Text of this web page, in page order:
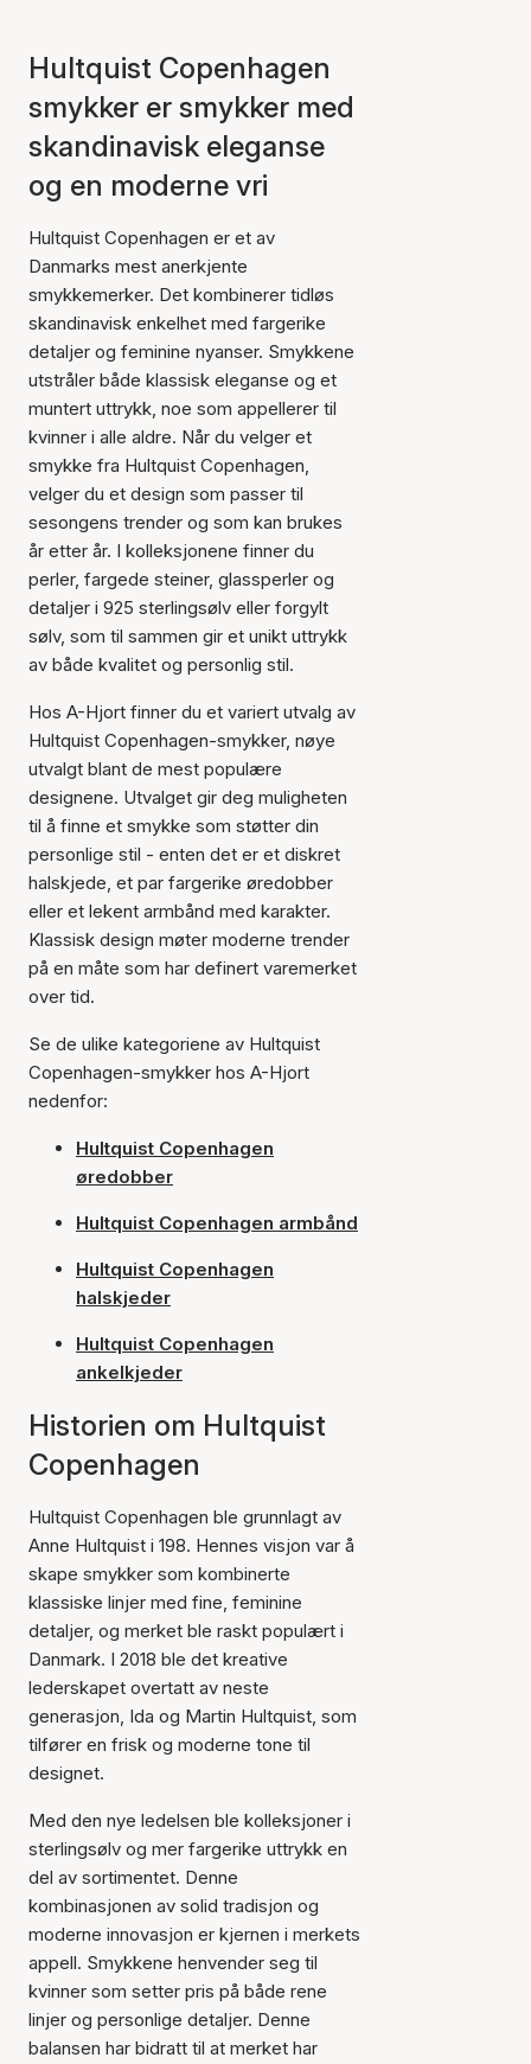
Hultquist Copenhagen
smykker er smykker med
skandinavisk eleganse
og en moderne vri
Hultquist Copenhagen er et av
Danmarks mest anerkjente
smykkemerker. Det kombinerer tidløs
skandinavisk enkelhet med fargerike
detaljer og feminine nyanser. Smykkene
utstråler både klassisk eleganse og et
muntert uttrykk, noe som appellerer til
kvinner i alle aldre. Når du velger et
smykke fra Hultquist Copenhagen,
velger du et design som passer til
sesongens trender og som kan brukes
år etter år. I kolleksjonene finner du
perler, fargede steiner, glassperler og
detaljer i 925 sterlingsølv eller forgylt
sølv, som til sammen gir et unikt uttrykk
av både kvalitet og personlig stil.
Hos A-Hjort finner du et variert utvalg av
Hultquist Copenhagen-smykker, nøye
utvalgt blant de mest populære
designene. Utvalget gir deg muligheten
til å finne et smykke som støtter din
personlige stil - enten det er et diskret
halskjede, et par fargerike øredobber
eller et lekent armbånd med karakter.
Klassisk design møter moderne trender
på en måte som har definert varemerket
over tid.
Se de ulike kategoriene av Hultquist
Copenhagen-smykker hos A-Hjort
nedenfor:
Hultquist Copenhagen
øredobber
Hultquist Copenhagen armbånd
Hultquist Copenhagen
halskjeder
Hultquist Copenhagen
ankelkjeder
Historien om Hultquist
Copenhagen
Hultquist Copenhagen ble grunnlagt av
Anne Hultquist i 198. Hennes visjon var å
skape smykker som kombinerte
klassiske linjer med fine, feminine
detaljer, og merket ble raskt populært i
Danmark. I 2018 ble det kreative
lederskapet overtatt av neste
generasjon, Ida og Martin Hultquist, som
tilfører en frisk og moderne tone til
designet.
Med den nye ledelsen ble kolleksjoner i
sterlingsølv og mer fargerike uttrykk en
del av sortimentet. Denne
kombinasjonen av solid tradisjon og
moderne innovasjon er kjernen i merkets
appell. Smykkene henvender seg til
kvinner som setter pris på både rene
linjer og personlige detaljer. Denne
balansen har bidratt til at merket har